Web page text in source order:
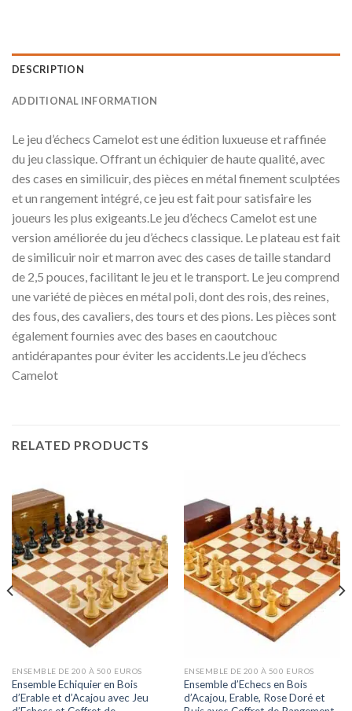
DESCRIPTION
ADDITIONAL INFORMATION
Le jeu d’échecs Camelot est une édition luxueuse et raffinée
du jeu classique. Offrant un échiquier de haute qualité, avec
des cases en similicuir, des pièces en métal finement sculptées
et un rangement intégré, ce jeu est fait pour satisfaire les
joueurs les plus exigeants.Le jeu d’échecs Camelot est une
version améliorée du jeu d’échecs classique. Le plateau est fait
de similicuir noir et marron avec des cases de taille standard
de 2,5 pouces, facilitant le jeu et le transport. Le jeu comprend
une variété de pièces en métal poli, dont des rois, des reines,
des fous, des cavaliers, des tours et des pions. Les pièces sont
également fournies avec des bases en caoutchouc
antidérapantes pour éviter les accidents.Le jeu d’échecs
Camelot
RELATED PRODUCTS
ENSEMBLE DE 200 À 500 EUROS
Ensemble Echiquier en Bois
d’Erable et d’Acajou avec Jeu
ENSEMBLE DE 200 À 500 EUROS
Ensemble d’Echecs en Bois
d’Acajou, Erable, Rose Doré et